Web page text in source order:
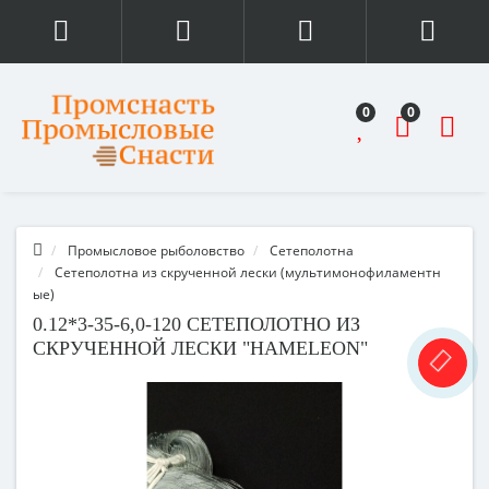
0 0
Промысловое рыболовство
Сетеполотна
Сетеполотна из скрученной лески (мультимонофиламентн
ые)
0.12*3-35-6,0-120 СЕТЕПОЛОТНО ИЗ
СКРУЧЕННОЙ ЛЕСКИ "HAMELEON"